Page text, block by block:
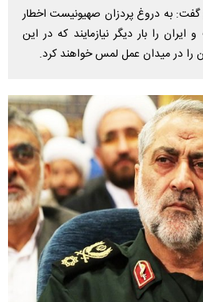
به دروغ پردزان صهیونیست اخطار
را بار دیگر نیازمایند که در این
در میدان عمل لمس خواهند کرد.